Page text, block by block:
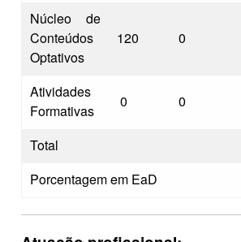
Núcleo de
Conteúdos
Optativos
120 0
Atividades
Formativas
0 0
Total
Porcentagem em EaD